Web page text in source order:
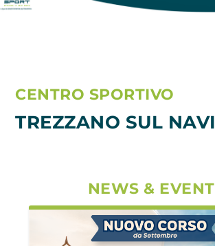
CENTRO SPORTIVO
TREZZANO SUL
NEWS &